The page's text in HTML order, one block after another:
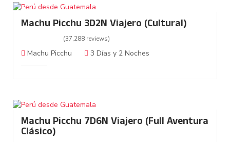
Machu Picchu 3D2N Viajero (Cultural)
(37,288 reviews)
Machu Picchu 3 Días y 2 Noches
Machu Picchu 7D6N Viajero (Full Aventura
Clásico)